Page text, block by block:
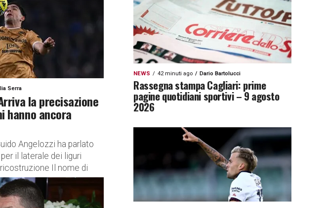
Serra
la precisazione
hanno ancora
Angelozzi ha parlato
il laterale dei liguri
Il nome di
NEWS 42 minuti ago Dario Bartolucci
Rassegna stampa Cagliari: prime
pagine quotidiani sportivi – 9 agosto
2026